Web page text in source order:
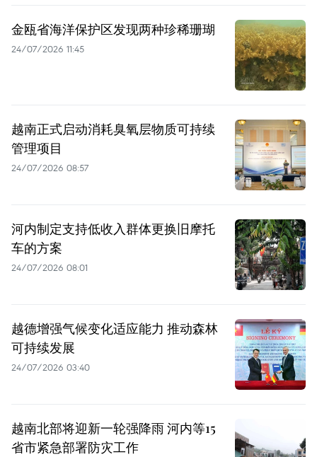
金瓯省海洋保护区发现两种珍稀珊瑚
24/07/2026 11:45
越南正式启动消耗臭氧层物质可持续
管理项目
24/07/2026 08:57
河内制定支持低收入群体更换旧摩托
车的方案
24/07/2026 08:01
越德增强气候变化适应能力 推动森林
可持续发展
24/07/2026 03:40
越南北部将迎新一轮强降雨 河内等15
省市紧急部署防灾工作